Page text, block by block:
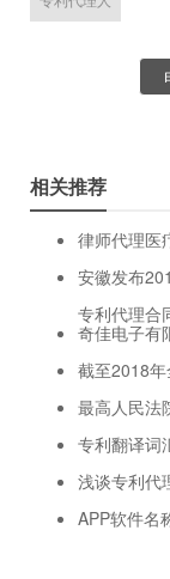
相关推荐
律师代理医
安徽发布
专利代理合
奇佳电子有
截至2018
最高人民法
专利翻译词
浅谈专利代
APP软件名